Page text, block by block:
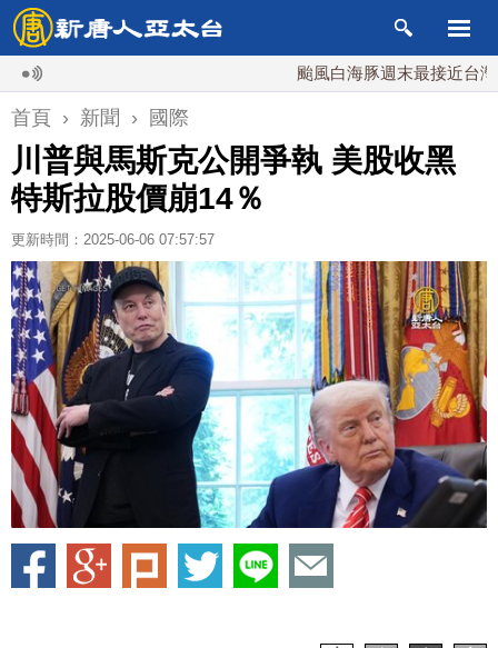
颱風白海豚週末最接近台灣 最快9
首頁 › 新聞 › 國際
川普與馬斯克公開爭執 美股收黑
特斯拉股價崩14％
更新時間：2025-06-06 07:57:57